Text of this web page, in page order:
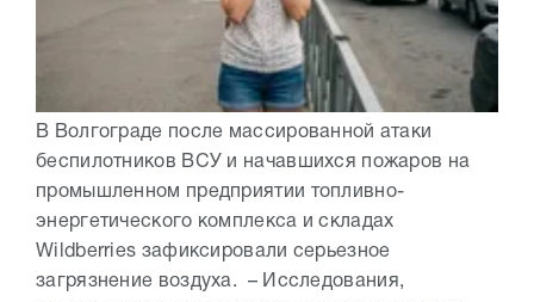
В Волгограде после массированной атаки
беспилотников ВСУ и начавшихся пожаров на
промышленном предприятии топливно-
энергетического комплекса и складах
Wildberries зафиксировали серьезное
загрязнение воздуха. – Исследования,